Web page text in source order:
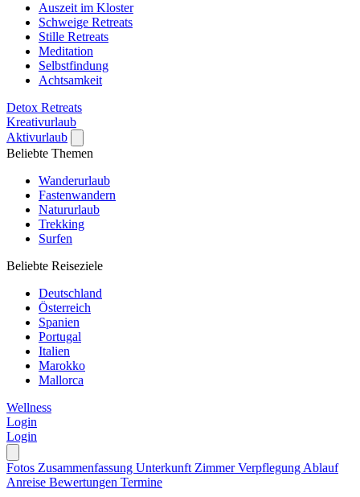
Auszeit im Kloster
Schweige Retreats
Stille Retreats
Meditation
Selbstfindung
Achtsamkeit
Detox Retreats
Kreativurlaub
Aktivurlaub
Beliebte Themen
Wanderurlaub
Fastenwandern
Natururlaub
Trekking
Surfen
Beliebte Reiseziele
Deutschland
Österreich
Spanien
Portugal
Italien
Marokko
Mallorca
Wellness
Login
Login
Fotos Zusammenfassung Unterkunft ZimmerVerpflegung Ablauf
Anreise Bewertungen Termine